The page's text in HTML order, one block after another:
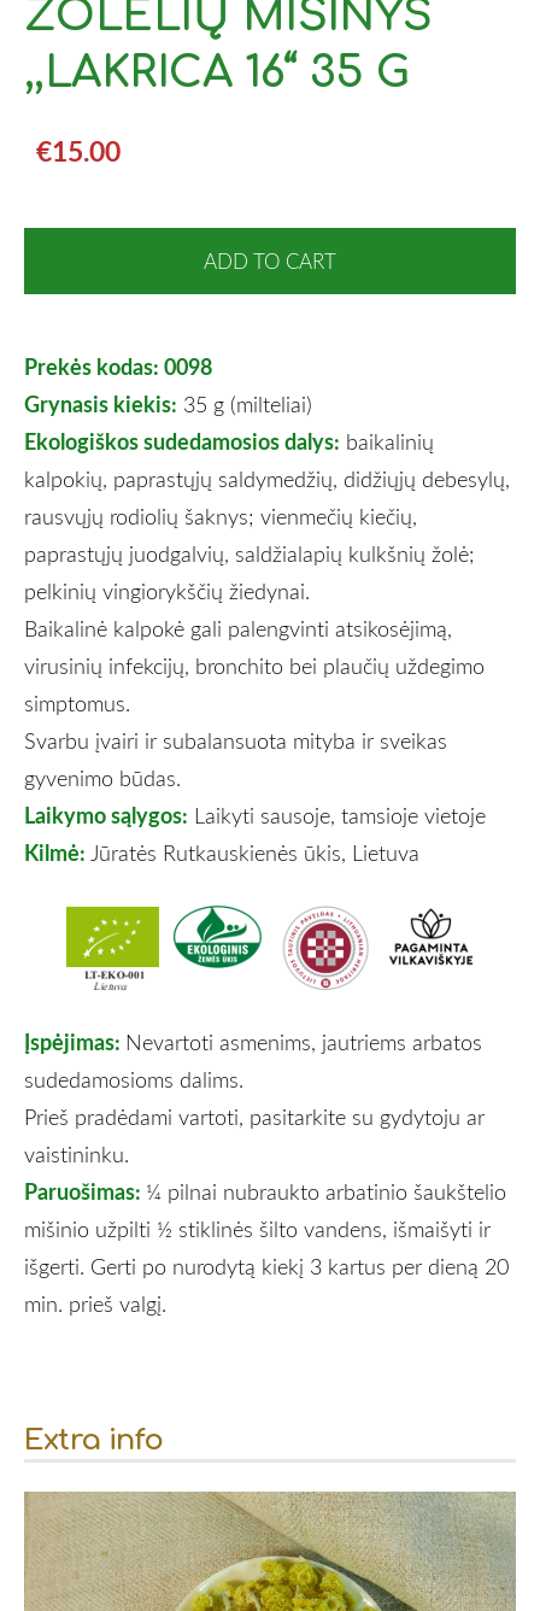
Extra info
ŽOLELIŲ MIŠINYS
,,LAKRICA 16“ 35 G
€15.00
ADD TO CART
Prekės kodas: 0098
Grynasis kiekis: 35 g (milteliai)
Ekologiškos sudedamosios dalys: baikalinių
kalpokių, paprastųjų saldymedžių, didžiųjų debesylų,
rausvųjų rodiolių šaknys; vienmečių kiečių,
paprastųjų juodgalvių, saldžialapių kulkšnių žolė;
pelkinių vingiorykščių žiedynai.
Baikalinė kalpokė gali palengvinti atsikosėjimą,
virusinių infekcijų, bronchito bei plaučių uždegimo
simptomus.
Svarbu įvairi ir subalansuota mityba ir sveikas
gyvenimo būdas.
Laikymo sąlygos: Laikyti sausoje, tamsioje vietoje
Kilmė: Jūratės Rutkauskienės ūkis, Lietuva
Įspėjimas: Nevartoti asmenims, jautriems arbatos
sudedamosioms dalims.
Prieš pradėdami vartoti, pasitarkite su gydytoju ar
vaistininku.
Paruošimas: ¼ pilnai nubraukto arbatinio šaukštelio
mišinio užpilti ½ stiklinės šilto vandens, išmaišyti ir
išgerti. Gerti po nurodytą kiekį 3 kartus per dieną 20
min. prieš valgį.